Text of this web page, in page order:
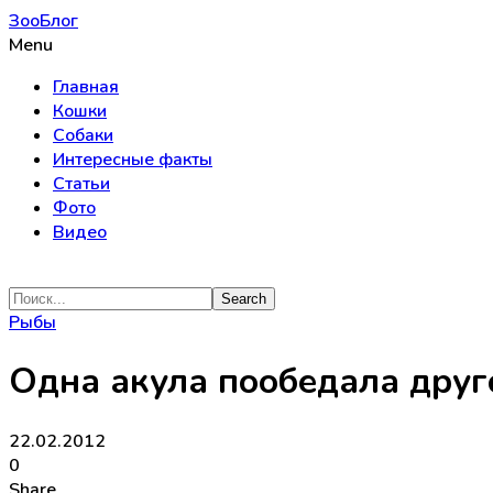
ЗооБлог
Menu
Главная
Кошки
Собаки
Интересные факты
Статьи
Фото
Видео
Рыбы
Одна акула пообедала
22.02.2012
0